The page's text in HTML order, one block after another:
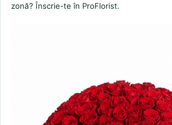
zonă? Înscrie-te în ProFlorist.